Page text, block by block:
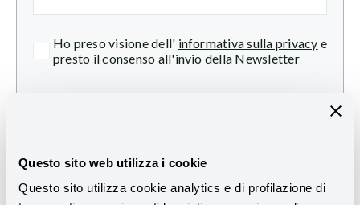
Questo sito web utilizza i cookie
Questo sito utilizza cookie analytics e di profilazione di
Ho preso visione dell' informativa sulla privacy e
presto il consenso all'invio della Newsletter